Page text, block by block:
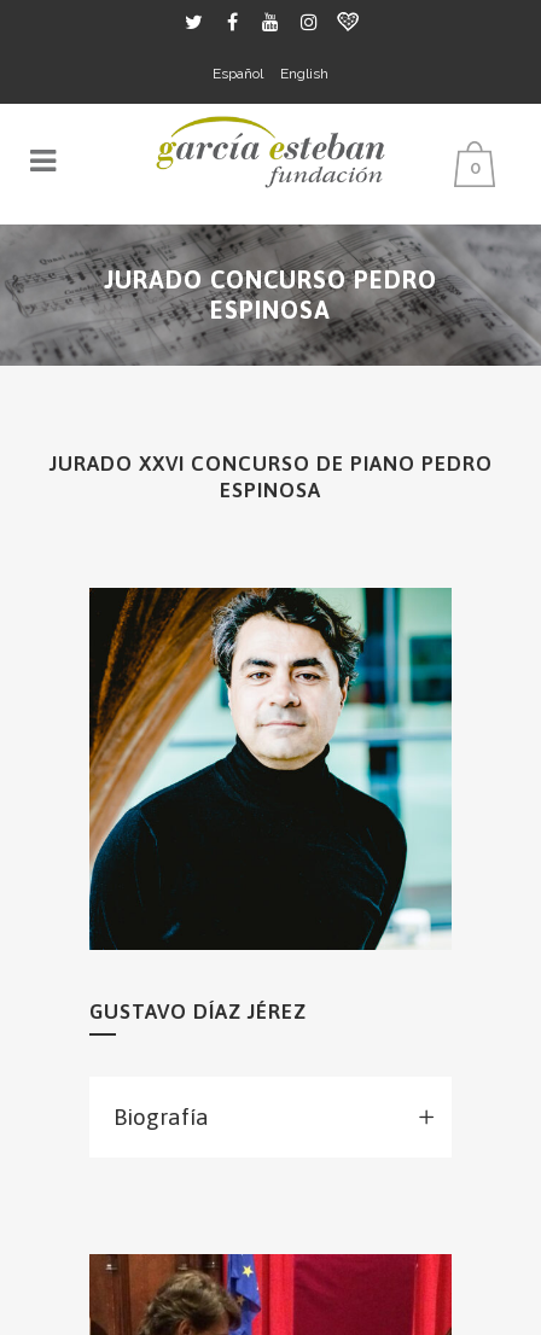
Español English
0
JURADO CONCURSO PEDRO
ESPINOSA
JURADO XXVI CONCURSO DE PIANO PEDRO
ESPINOSA
GUSTAVO DÍAZ JÉREZ
Biografía